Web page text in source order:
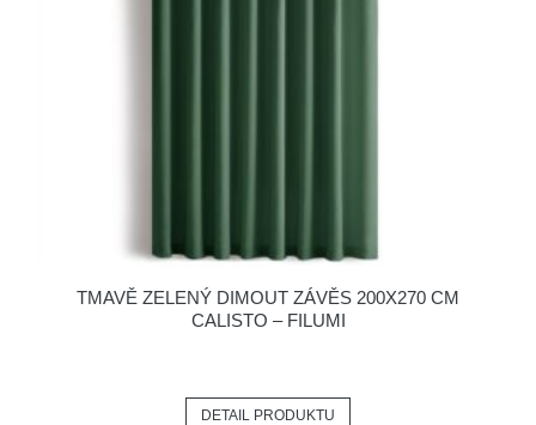
TMAVĚ ZELENÝ DIMOUT ZÁVĚS 200X270 CM
CALISTO – FILUMI
DETAIL PRODUKTU